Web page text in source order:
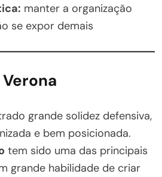
manter a organização
se expor demais
grande solidez defensiva,
e bem posicionada.
tem sido uma das principais
grande habilidade de criar